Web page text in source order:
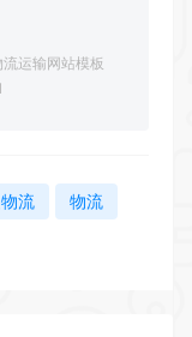
运输网站模板
流 物流